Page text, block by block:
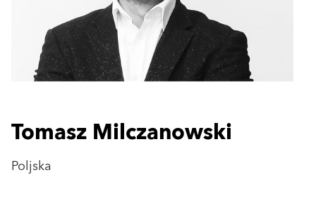
Tomasz Milczanowski
Poljska